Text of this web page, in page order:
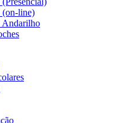
(on-line)
Andarilho